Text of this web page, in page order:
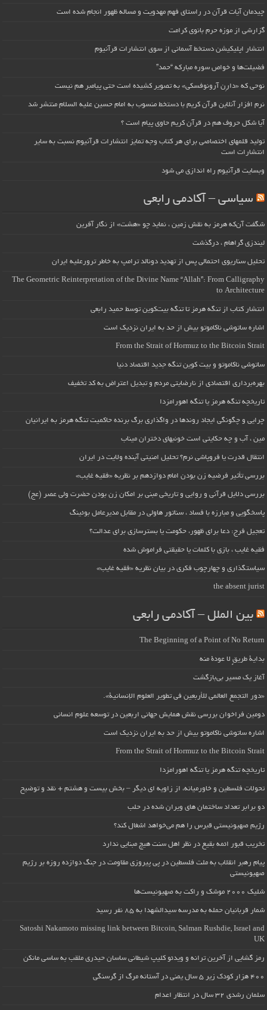
چیدمان آیات قرآن در راستای فهم مهدویت و مساله ظهور انجام شده است
گزارشی از موزه حرم بانوی کرامت
انتشار اپلیکیشن دستخط آسمانی از سوی انتشارات قرآنیوم
فضیلت‌ها و خواص سوره مبارکه “حمد”
نوحی که «دارِن آرونوفسکی» به تصویر کشیده است حتی پیامبر هم نیست
نرم افزار آنلاین قرآن کریم با دستخط منسوب به امام حسین علیه السلام منتشر شد
آیا شکل حروف هم در قرآن کریم حاوی پیام است ؟
تولید قلمهای اختصاصی برای هر کتاب وجه تمایز انتشارات قرآنیوم نسبت به سایر
انتشارات است
وبسایت قرآنیوم راه اندازی می شود
سیاسی – آکادمی رابعی
شگفت آن‌که هرمز به نقش زمین ، نماید چو «هشت» از نگار آفرین
لیندزی گراهام ، درگذشت
تحلیل سناریوی احتمالی پس از تهدید دونالد ترامپ به خاطر ترورعلیه ایران
The Geometric Reinterpretation of the Divine Name “Allah”: From Calligraphy
to Architecture
انتشار کتاب از تنگه هرمز تا تنگه بیت‌کوین توسط حمید رابعی
اشاره ساتوشی ناکاموتو بیش از حد به ایران نزدیک است
From the Strait of Hormuz to the Bitcoin Strait
ساتوشی ناکاموتو و بیت کوین تنگه جدید اقتصاد دنیا
بهره‌برداری اقتصادی از نارضایتی مردم و تبدیل اعتراض به کد تخفیف
تاریخچه تنگه هرمز یا تنگه اهورامزدا
چرایی و چگونگی ایجاد روندها در واگذاری برگ برنده حاکمیت تنگه هرمز به ایرانیان
مین ، آب و چه حکایتی است خونبهای دختران میناب
انتقال قدرت یا فروپاشی نرم؟ تحلیل امنیتی آینده ولایت در ایران
بررسی تأثیر فرضیه زن بودن امام دوازدهم بر نظریه «فقیه غایب»
بررسی دلایل قرآنی و روایی و تاریخی مبنی بر امکان زن بودن حضرت ولی عصر (عج)
پاسخگویی و مبارزه با فساد ، سناتور هاولی در مقابل مدیرعامل بوئینگ
تعجیل فرج: دعا برای ظهور، حکومت یا بسترسازی برای عدالت؟
فقیه غایب ، بازی با کلمات یا حقیقتی فراموش شده
سیاستگذاری و چهارچوب فکری در بیان نظریه «فقیه غایب»
the absent jurist
بین الملل – آکادمی رابعی
The Beginning of a Point of No Return
بداية طريقٍ لا عودة منه
آغاز یک مسیر بی‌بازگشت
«دور التجمع العالمي للأربعين في تطوير العلوم الإنسانية».
دومین فراخوان بررسی نقش همایش جهانی اربعین در توسعه علوم انسانی
اشاره ساتوشی ناکاموتو بیش از حد به ایران نزدیک است
From the Strait of Hormuz to the Bitcoin Strait
تاریخچه تنگه هرمز یا تنگه اهورامزدا
تحولات فلسطین و خاورمیانه، از زاویه ای دیگر – بخش بیست و هشتم + نقد و توضیح
دو برابر تعداد ساختمان های ویران شده در حلب
رژیم صهیونیستی قبرس را هم می‌خواهد اشغال کند؟
تخریب قبور ائمه بقیع در نظر اهل سنت هیچ مبنایی ندارد
پیام رهبر انقلاب به ملت فلسطین در پی پیروزی مقاومت در جنگ دوازده روزه بر رژیم
صهیونیستی
شلیک ۲۰۰۰ موشک و راکت به صهیونیست‌ها
شمار قربانیان حمله به مدرسه سیدالشهدا به ۸۵ نفر رسید
Satoshi Nakamoto missing link between Bitcoin, Salman Rushdie, Israel and
UK
رمز گشایی از آخرین ترانه و ویدئو کلیپ شیطانی ساسان حیدری ملقب به ساسی مانکن
۴۰۰ هزار کودک زیر ۵ سال یمنی در آستانه مرگ از گرسنگی
سلمان رشدی ۳۲ سال در انتظار اعدام